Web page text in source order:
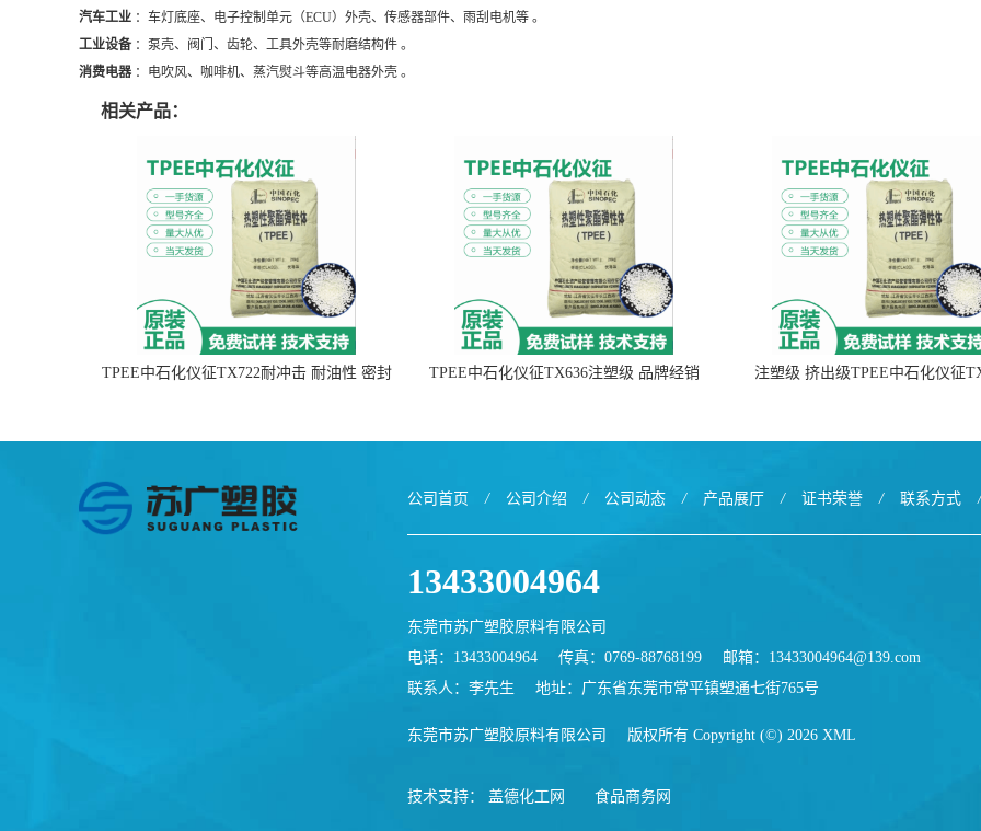
汽车工业 ：车灯底座、电子控制单元（ECU）外壳、传感器部件、雨刮电机等 。
工业设备 ：泵壳、阀门、齿轮、工具外壳等耐磨结构件 。
消费电器 ：电吹风、咖啡机、蒸汽熨斗等高温电器外壳 。
相关产品：
TPEE中石化仪征TX722耐冲击 耐油性 密封
TPEE中石化仪征TX636注塑级 品牌经销 注塑级 挤出级TPEE中石化仪征
公司首页 / 公司介绍 / 公司动态 / 产品展厅 / 证书荣誉 / 联系方式 /
13433004964
东莞市苏广塑胶原料有限公司
电话：13433004964
传真：0769-88768199 邮箱： 13433004964@139.com
联系人：李先生
地址：广东省东莞市常平镇塑通七街765号
东莞市苏广塑胶原料有限公司 版权所有 Copyright (©) 2026 XML
技术支持： 盖德化工网 食品商务网